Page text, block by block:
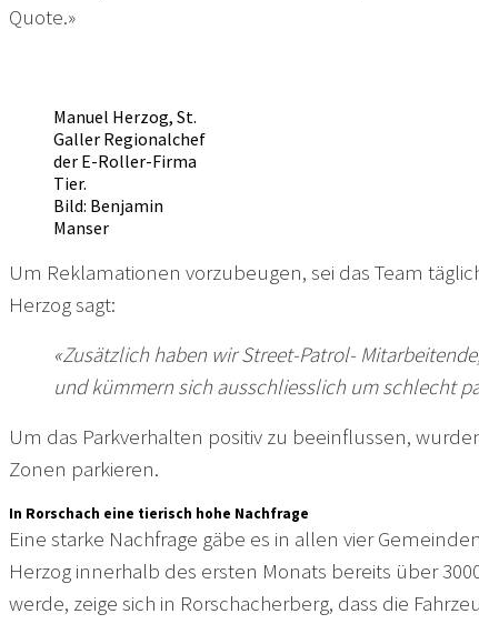
Quote.»
Manuel Herzog, St.
Galler Regionalchef
der E-Roller-Firma
Tier.
Bild: Benjamin
Manser
Um Reklamationen vorzubeugen, sei das Team
Herzog sagt:
«Zusätzlich haben wir Street-Patrol-
und kümmern sich ausschliesslich um schlecht
Um das Parkverhalten positiv zu beeinflussen,
Zonen parkieren.
In Rorschach eine tierisch hohe Nachfrage
Eine starke Nachfrage gäbe es in allen vier
Herzog innerhalb des ersten Monats bereits über
werde, zeige sich in Rorschacherberg, dass die